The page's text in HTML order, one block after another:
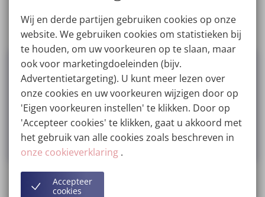
Diana
Borstvergroting
Bekijk deze beoordeling op Google
Lees alle beoordelingen
Wij en derde partijen gebruiken cookies op onze
website. We gebruiken cookies om statistieken bij
te houden, om uw voorkeuren op te slaan, maar
ook voor marketingdoeleinden (bijv.
Advertentietargeting). U kunt meer lezen over
onze cookies en uw voorkeuren wijzigen door op
'Eigen voorkeuren instellen' te klikken. Door op
'Accepteer cookies' te klikken, gaat u akkoord met
het gebruik van alle cookies zoals beschreven in
onze cookieverklaring .
Accepteer
cookies